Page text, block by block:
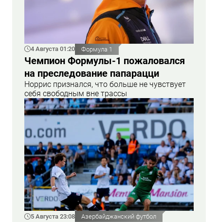
4 Августа 01:20 Формула 1
Чемпион Формулы-1 пожаловался
на преследование папарацци
Норрис признался, что больше не чувствует
себя свободным вне трассы
5 Августа 23:08 Азербайджанский футбол